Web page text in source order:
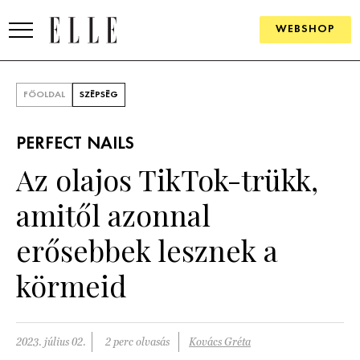
WEBSHOP
SZÉPSÉG
PSZICHÉ
PÁRKAPCSOLAT
FŐOLDAL SZÉPSÉG
PERFECT NAILS
Az olajos TikTok-trükk,
amitől azonnal
erősebbek lesznek a
körmeid
2023. július 02. 2 perc olvasás Kovács Gréta